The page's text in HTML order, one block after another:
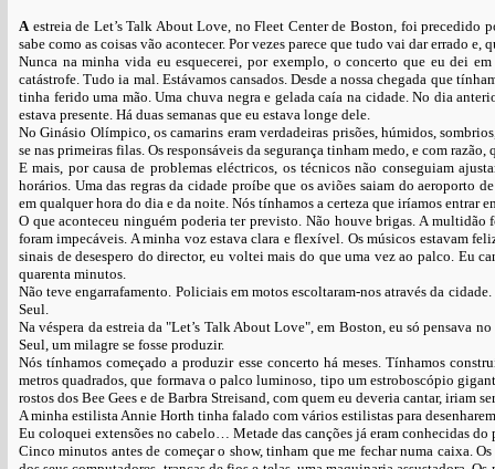
Aestreia de Let’s Talk About Love, no Fleet Center de Boston, foi precedido
sabe como as coisas vão acontecer. Por vezes parece que tudo vai dar errado
Nunca na minha vida eu esquecerei, por exemplo, o concerto que eu dei
catástrofe. Tudo ia mal. Estávamos cansados. Desde a nossa chegada que
tinha ferido uma mão. Uma chuva negra e gelada caía na cidade. No dia
estava presente. Há duas semanas que eu estava longe dele.
No Ginásio Olímpico, os camarins eram verdadeiras prisões, húmidos,
se nas primeiras filas. Os responsáveis da segurança tinham medo, e com
E mais, por causa de problemas eléctricos, os técnicos não conseguiam
horários. Uma das regras da cidade proíbe que os aviões saiam do aeroporto
em qualquer hora do dia e da noite. Nós tínhamos a certeza que iríamos entrar
O que aconteceu ninguém poderia ter previsto. Não houve brigas. A
foram impecáveis. A minha voz estava clara e flexível. Os músicos estavam
sinais de desespero do director, eu voltei mais do que uma vez ao palco. Eu
quarenta minutos.
Não teve engarrafamento. Policiais em motos escoltaram-nos através da
Seul.
Na véspera da estreia da "Let’s Talk About Love", em Boston, eu só pensava
Seul, um milagre se fosse produzir.
Nós tínhamos começado a produzir esse concerto há meses. Tínhamos
metros quadrados, que formava o palco luminoso, tipo um estroboscópio
rostos dos Bee Gees e de Barbra Streisand, com quem eu deveria cantar, iriam
A minha estilista Annie Horth tinha falado com vários estilistas para
Eu coloquei extensões no cabelo… Metade das canções já eram conhecidas
Cinco minutos antes de começar o show, tinham que me fechar numa caixa.